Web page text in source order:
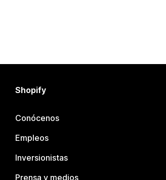
Shopify
Conócenos
Empleos
Inversionistas
Prensa y medios